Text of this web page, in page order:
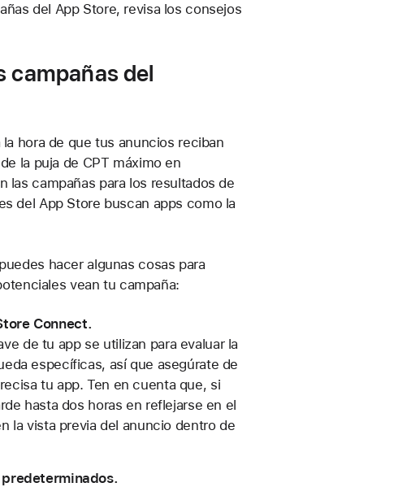
del App Store, revisa los consejos
campañas del
hora de que tus anuncios reciban
la puja de CPT máximo en
las campañas para los resultados de
del App Store buscan apps como la
hacer algunas cosas para
vean tu campaña:
Connect.
de tu app se utilizan para evaluar la
específicas, así que asegúrate de
tu app. Ten en cuenta que, si
hasta dos horas en reflejarse en el
la vista previa del anuncio dentro de